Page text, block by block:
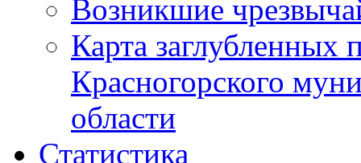
Возникшие
Карта
Красногорского
области
Статистика